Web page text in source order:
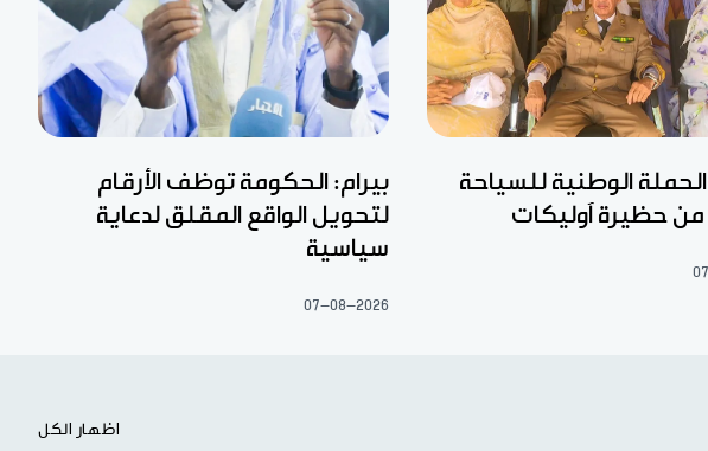
الحملة الوطنية للسياحة
من حظيرة آوليكات
بيرام: الحكومة توظف الأرقام
لتحويل الواقع المقلق لدعاية
سياسية
07-08-2026
اظهار الكل